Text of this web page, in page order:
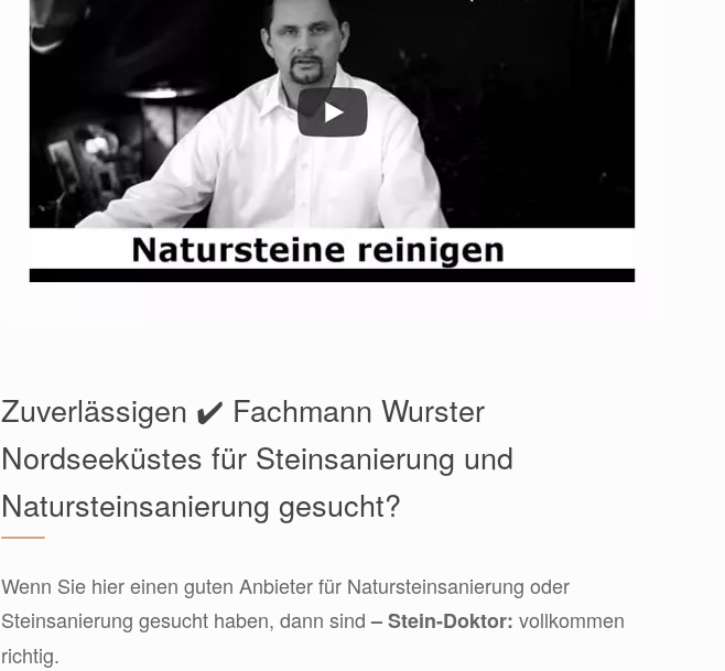
Zuverlässigen ✔️ Fachmann Wurster
Nordseeküstes für Steinsanierung und
Natursteinsanierung gesucht?
Wenn Sie hier einen guten Anbieter für Natursteinsanierung oder
Steinsanierung gesucht haben, dann sind– Stein-Doktor: vollkommen
richtig.